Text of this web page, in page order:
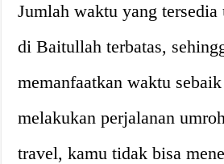
Jumlah waktu yang tersedia
di Baitullah terbatas,
memanfaatkan waktu
melakukan perjalanan
travel, kamu tidak bisa